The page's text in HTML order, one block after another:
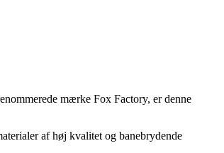
mærke Fox Factory, er denne
af høj kvalitet og banebrydende